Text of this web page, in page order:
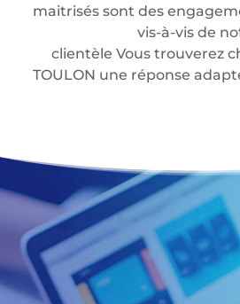
maitrisés sont des
vis-à-vis de
clientèle Vous trouverez
TOULON une réponse